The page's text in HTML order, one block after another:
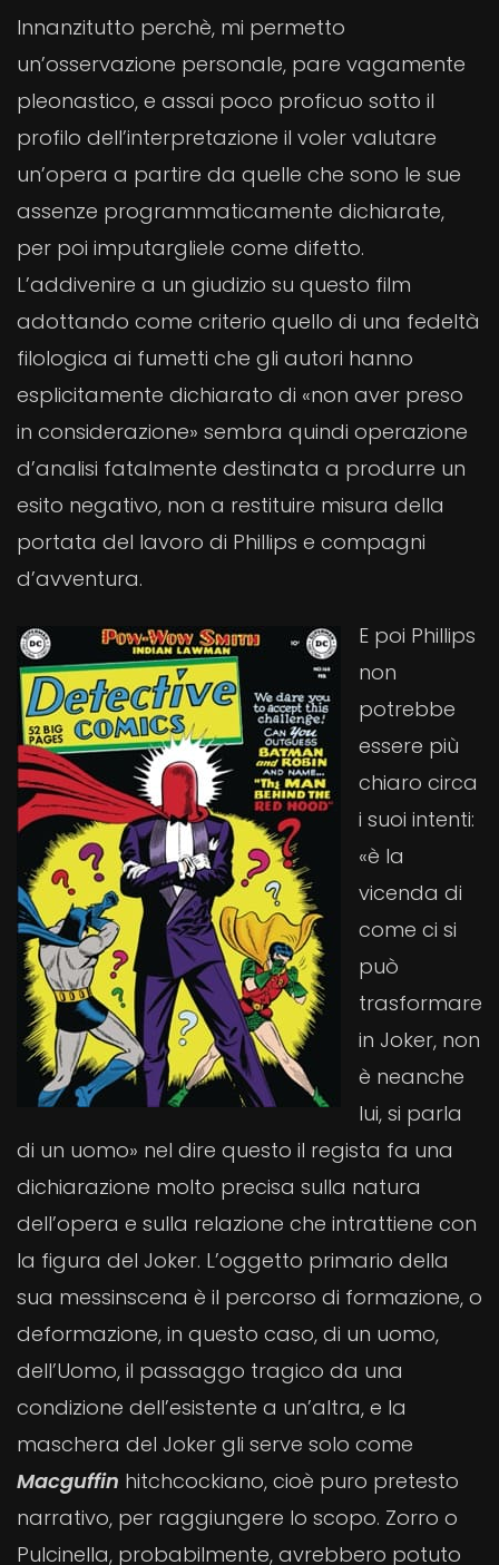
Innanzitutto perchè, mi permetto
un’osservazione personale, pare vagamente
pleonastico, e assai poco proficuo sotto il
profilo dell’interpretazione il voler valutare
un’opera a partire da quelle che sono le sue
assenze programmaticamente dichiarate,
per poi imputargliele come difetto.
L’addivenire a un giudizio su questo film
adottando come criterio quello di una fedeltà
filologica ai fumetti che gli autori hanno
esplicitamente dichiarato di «non aver preso
in considerazione» sembra quindi operazione
d’analisi fatalmente destinata a produrre un
esito negativo, non a restituire misura della
portata del lavoro di Phillips e compagni
d’avventura.
E poi Phillips
non
potrebbe
essere più
chiaro circa
i suoi intenti:
«è la
vicenda di
come ci si
può
trasformare
in Joker, non
è neanche
lui, si parla
di un uomo» nel dire questo il regista fa una
dichiarazione molto precisa sulla natura
dell’opera e sulla relazione che intrattiene con
la figura del Joker. L’oggetto primario della
sua messinscena è il percorso di formazione, o
deformazione, in questo caso, di un uomo,
dell’Uomo, il passaggo tragico da una
condizione dell’esistente a un’altra, e la
maschera del Joker gli serve solo come
Macguffin hitchcockiano, cioè puro pretesto
narrativo, per raggiungere lo scopo. Zorro o
Pulcinella, probabilmente, avrebbero potuto